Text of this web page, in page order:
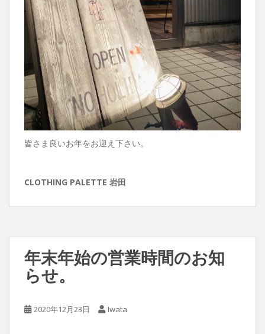
皆さま良いお年をお迎え下さい。
CLOTHING PALETTE 岩田
年末年始の営業時間のお知
らせ。
2020年12月23日 Iwata